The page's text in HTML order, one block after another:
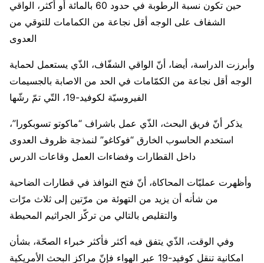
حين تكون نسبة الرطوبة في حدود 60 بالمائة أو أكثر، الواقي
الشفاف على الوجه أقل نجاعة من الكمامات للتوقي من
العدوى
وأبرزت الدراسة، أيضا، أنّ الواقي الشفّاف، الذّي يستعمل لحماية
الوجه أقل نجاعة من الكمّامات في الحد من الاصابة بالجسيمات
الفيروسيّة لكوفيد-19، التّي تمّ رشّها
يذكر أنّ فريق البحث، الذّي عمل باشراف “ماكوتو تسوبكورا”،
استخدم الحاسوب الخارق “فوكاغو” لنمذجة ظروف العدوى
داخل القطارات وفضاءات العمل وقاعات الدرس
وأظهرت عمليّات المحاكاة، أنّ فتح النوافذ في قطارات الضاحية
من شأنه أن يزيد من التهوئة من مرّتين إلى ثلاث مرّات
والتقليص بالتالي من تركّز الجراثيم المحيطة
وفي الوقت، الذّي يتفق فيه أكثر فأكثر خبراء الصحّة، بشأن
امكانية تنقل كوفيد-19 عبر الهواء فإنّ مراكز البحث الأمريكية